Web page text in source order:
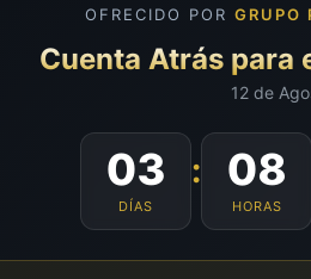
OFRECIDO POR GRUPO
Cuenta Atrás para
12 de
03
DÍAS
: 08
HORAS